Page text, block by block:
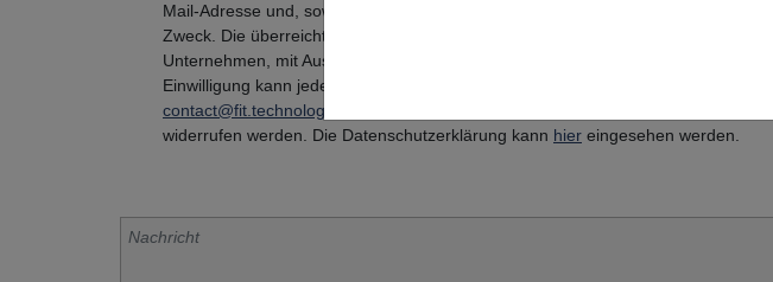
Mail-Adresse und, soweit zutreffend, der Telefonnummer zum vorgenannten
Zweck. Die überreichten Informationen und Kontaktdaten werden nicht an andere
Unternehmen, mit Ausnahme der verbundenen Unternehmen, weitergegeben. Die
Einwilligung kann jederzeit mit Wirkung für die Zukunft per E-Mail an
contact@fit.technology
widerrufen werden. Die Datenschutzerklärung kann hier eingesehen werden.